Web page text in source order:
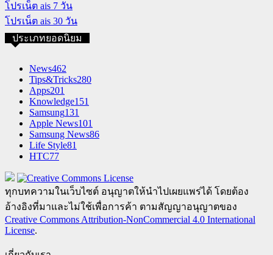
โปรเน็ต ais 7 วัน
โปรเน็ต ais 30 วัน
ประเภทยอดนิยม
News462
Tips&Tricks280
Apps201
Knowledge151
Samsung131
Apple News101
Samsung News86
Life Style81
HTC77
ทุกบทความในเว็บไซต์ อนุญาตให้นำไปเผยแพร่ได้ โดยต้อง
อ้างอิงที่มาและไม่ใช้เพื่อการค้า ตามสัญญาอนุญาตของ
Creative Commons Attribution-NonCommercial 4.0 International
License.